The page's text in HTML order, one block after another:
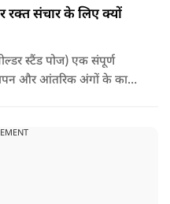
रक्त संचार के लिए क्यों
स्टैंड पोज) एक संपूर्ण
और आंतरिक अंगों के कार्य